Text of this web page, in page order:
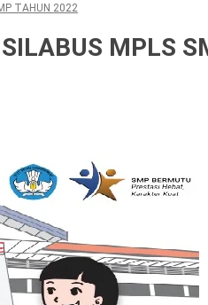
TAHUN 2022
MPLS